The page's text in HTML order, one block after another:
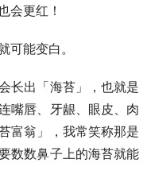
会更红！
能变白。
长出「海苔」，也就是
嘴唇、牙龈、眼皮、肉
富翁」，我常笑称那是
数数鼻子上的海苔就能